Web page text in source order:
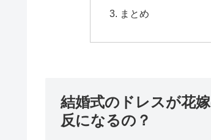
まとめ
結婚式のドレスが花
反になるの？